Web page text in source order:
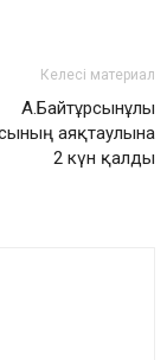
Келесі материал
А.Байтұрсынұлы
аяқтаулына
2 күн қалды